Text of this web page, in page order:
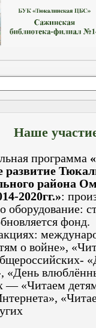
Наше
программа
развитие
района
2020гг.»:
оборудование:
фонд.
о войне»,
«День
— «Читаем